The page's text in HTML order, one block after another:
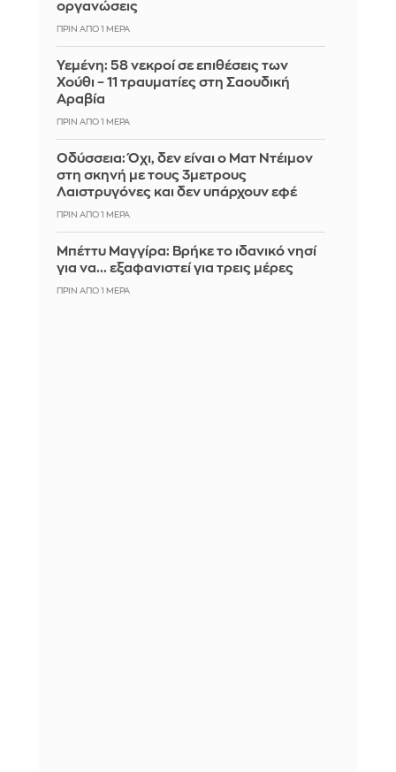
οργανώσεις
ΠΡΙΝ ΑΠΌ 1 ΜΈΡΑ
Υεμένη: 58 νεκροί σε επιθέσεις των
Χούθι – 11 τραυματίες στη Σαουδική
Αραβία
ΠΡΙΝ ΑΠΌ 1 ΜΈΡΑ
Οδύσσεια: Όχι, δεν είναι ο Ματ Ντέιμον
στη σκηνή με τους 3μετρους
Λαιστρυγόνες και δεν υπάρχουν εφέ
ΠΡΙΝ ΑΠΌ 1 ΜΈΡΑ
Μπέττυ Μαγγίρα: Βρήκε το ιδανικό νησί
για να... εξαφανιστεί για τρεις μέρες
ΠΡΙΝ ΑΠΌ 1 ΜΈΡΑ